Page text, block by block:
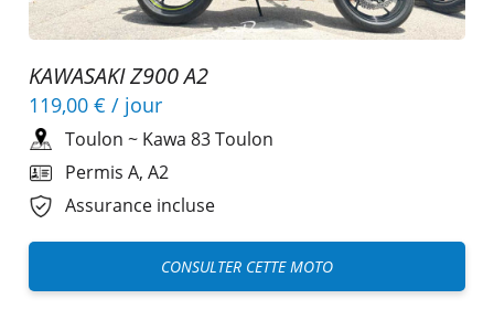
KAWASAKI Z900 A2
119,00 € / jour
Toulon ~ Kawa 83 Toulon
Permis A, A2
Assurance incluse
CONSULTER CETTE MOTO